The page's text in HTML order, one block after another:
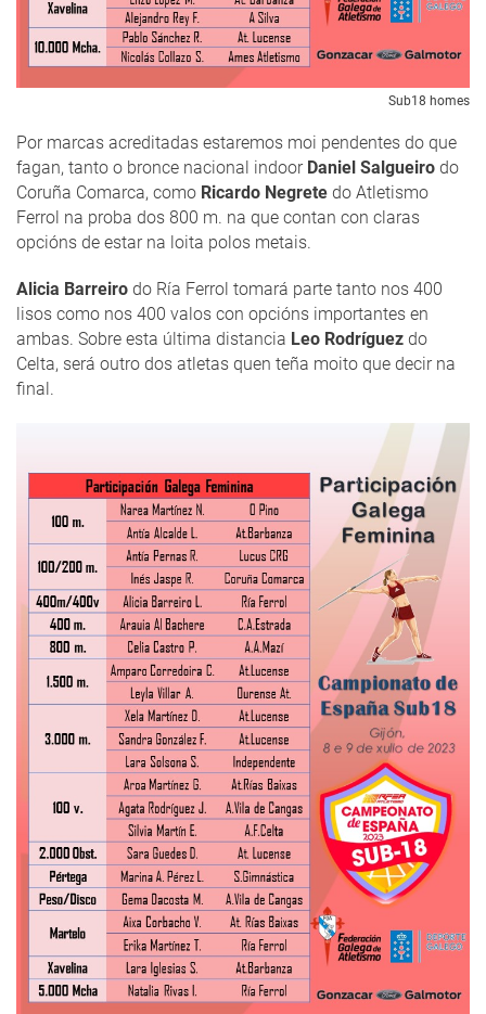
Sub18 homes
Por marcas acreditadas estaremos moi pendentes do que
fagan, tanto o bronce nacional indoor Daniel Salgueiro do
Coruña Comarca, como Ricardo Negrete do Atletismo
Ferrol na proba dos 800 m. na que contan con claras
opcións de estar na loita polos metais.
Alicia Barreiro do Ría Ferrol tomará parte tanto nos 400
lisos como nos 400 valos con opcións importantes en
ambas. Sobre esta última distancia Leo Rodríguez do
Celta, será outro dos atletas quen teña moito que decir na
final.